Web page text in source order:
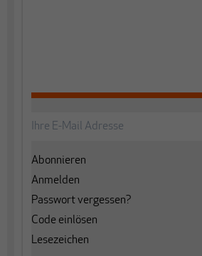
Abonnieren
Anmelden
Passwort vergessen?
Code einlösen
Lesezeichen